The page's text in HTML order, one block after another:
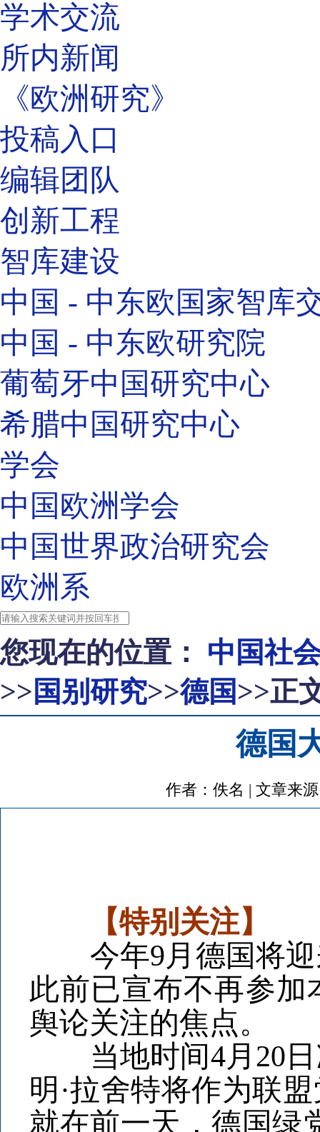
学术交流
所内新闻
《欧洲研究》
投稿入口
编辑团队
创新工程
智库建设
中国 - 中东欧国家智库
中国 - 中东欧研究院
葡萄牙中国研究中心
希腊中国研究中心
学会
中国欧洲学会
中国世界政治研究会
欧洲系
您现在的位置： 中国社
>> 国别研究>>德国>>正
德国
作者：佚名 | 文章来源
【特别关注】
今年9月德国将迎
此前已宣布不再参加
舆论关注的焦点。
当地时间4月20日
明·拉舍特将作为联
就在前一天，德国绿